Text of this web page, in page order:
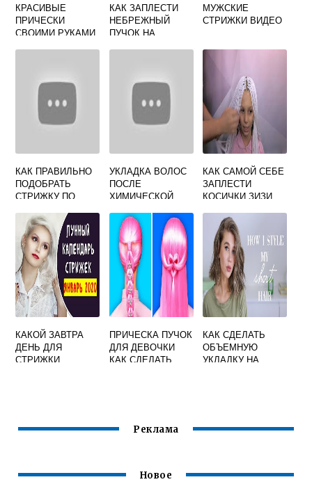
КРАСИВЫЕ
ПРИЧЕСКИ
СВОИМИ РУКАМИ
КАК ЗАПЛЕСТИ
НЕБРЕЖНЫЙ
ПУЧОК НА
МУЖСКИЕ
СТРИЖКИ ВИДЕО
КАК ПРАВИЛЬНО
ПОДОБРАТЬ
СТРИЖКУ ПО
КОМПЬЮТЕРЕ
УКЛАДКА ВОЛОС
ПОСЛЕ
ХИМИЧЕСКОЙ
ДОМАШНИХ
УСЛОВИЯХ
КАК САМОЙ СЕБЕ
ЗАПЛЕСТИ
КОСИЧКИ ЗИЗИ
КАКОЙ ЗАВТРА
ДЕНЬ ДЛЯ
СТРИЖКИ
ПРИЧЕСКА ПУЧОК
ДЛЯ ДЕВОЧКИ
КАК СДЕЛАТЬ
КАК СДЕЛАТЬ
ОБЪЕМНУЮ
УКЛАДКУ НА
Реклама
Новое